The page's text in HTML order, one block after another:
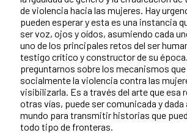
de violencia hacia las mujeres. Hay
pueden esperar y esta es una instancia
ser voz, ojos y oídos, asumiendo cada
uno de los principales retos del ser
testigo crítico y constructor de su
preguntarnos sobre los mecanismos
socialmente la violencia contra las
visibilizarla. Es a través del arte que esa
otras vías, puede ser comunicada y dada
mundo para transmitir historias que
todo tipo de fronteras.